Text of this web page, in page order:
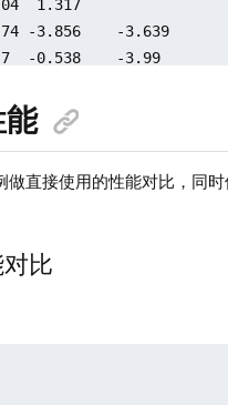
1.317
-3.856    -3.639
-0.538    -3.99
4.448     1.041  -
-4.748    -5.293  -
0.555    -11.974 -
做直接使用的性能对比，同
比